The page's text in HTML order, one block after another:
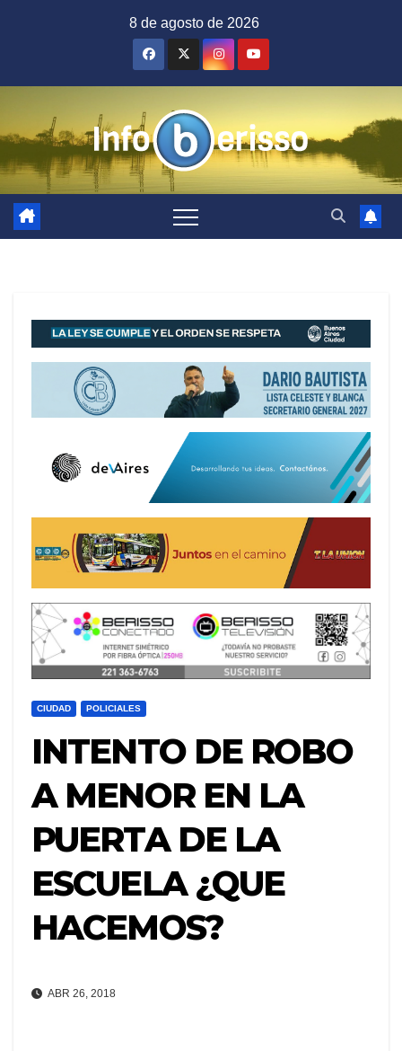
8 de agosto de 2026
CIUDAD POLICIALES
INTENTO DE ROBO
A MENOR EN LA
PUERTA DE LA
ESCUELA ¿QUE
HACEMOS?
ABR 26, 2018